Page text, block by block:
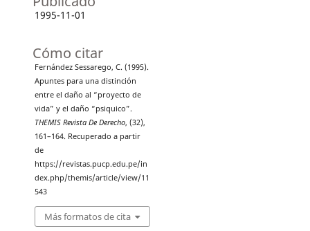
1995-11-01
Cómo citar
Fernández Sessarego, C. (1995).
Apuntes para una distinción
entre el daño al “proyecto de
vida” y el daño “psiquico”.
THEMIS Revista De Derecho, (32),
161–164. Recuperado a partir
de
https://revistas.pucp.edu.pe/in
dex.php/themis/article/view/11
543
Más formatos de cita